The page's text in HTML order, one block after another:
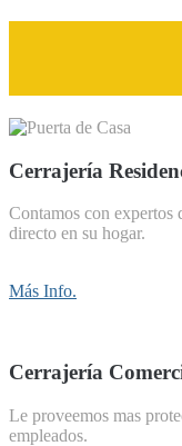
Cerrajería
Contamos con expertos
directo en su hogar.
Más Info.
Cerrajería
Le proveemos mas
empleados.